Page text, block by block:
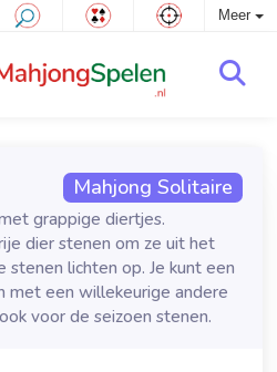
Meer
Mahjong Solitaire
grappige diertjes.
dier stenen om ze uit het
lichten op. Je kunt een
met een willekeurige andere
voor de seizoen stenen.